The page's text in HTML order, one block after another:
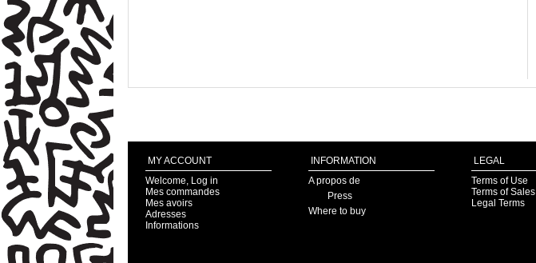
MY ACCOUNT
Welcome, Log in
Mes commandes
Mes avoirs
Adresses
Informations
INFORMATION
A propos de
Press
Where to buy
LEGAL
Terms of Use
Terms of Sales
Legal Terms